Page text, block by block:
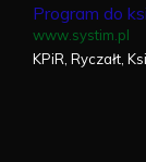
Program do
www.systim.pl
KPiR, Ryczałt,